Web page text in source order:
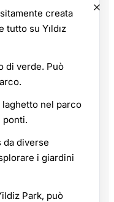
creata
su Yıldız
di verde. Può
nel parco
ponti.
da diverse
i giardini
Park, può